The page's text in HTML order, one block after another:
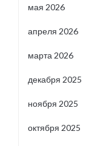
мая 2026
апреля 2026
марта 2026
декабря 2025
ноября 2025
октября 2025